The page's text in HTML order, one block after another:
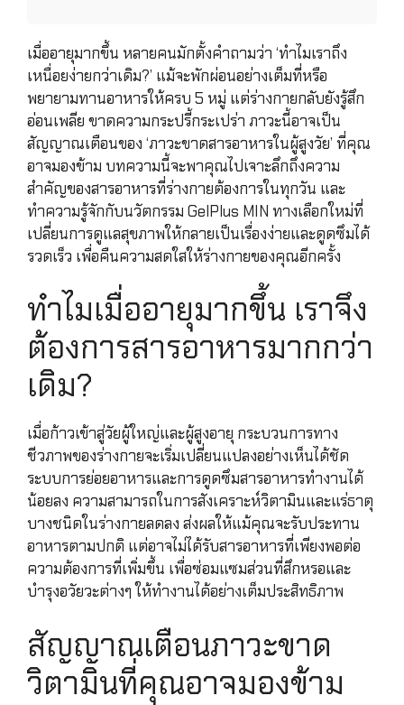
เมื่ออายุมากขึ้น หลายคนมักตั้งคำถามว่า ‘ทำไมเราถึง
เหนื่อยง่ายกว่าเดิม?’ แม้จะพักผ่อนอย่างเต็มที่หรือ
พยายามทานอาหารให้ครบ 5 หมู่ แต่ร่างกายกลับยังรู้สึก
อ่อนเพลีย ขาดความกระปรี้กระเปร่า ภาวะนี้อาจเป็น
สัญญาณเตือนของ ‘ภาวะขาดสารอาหารในผู้สูงวัย’ ที่คุณ
อาจมองข้าม บทความนี้จะพาคุณไปเจาะลึกถึงความ
สำคัญของสารอาหารที่ร่างกายต้องการในทุกวัน และ
ทำความรู้จักกับนวัตกรรม GelPlus MIN ทางเลือกใหม่ที่
เปลี่ยนการดูแลสุขภาพให้กลายเป็นเรื่องง่ายและดูดซึมได้
รวดเร็ว เพื่อคืนความสดใสให้ร่างกายของคุณอีกครั้ง
ทำไมเมื่ออายุมากขึ้น เราจึง
ต้องการสารอาหารมากกว่า
เดิม?
เมื่อก้าวเข้าสู่วัยผู้ใหญ่และผู้สูงอายุ กระบวนการทาง
ชีวภาพของร่างกายจะเริ่มเปลี่ยนแปลงอย่างเห็นได้ชัด
ระบบการย่อยอาหารและการดูดซึมสารอาหารทำงานได้
น้อยลง ความสามารถในการสังเคราะห์วิตามินและแร่ธาตุ
บางชนิดในร่างกายลดลง ส่งผลให้แม้คุณจะรับประทาน
อาหารตามปกติ แต่อาจไม่ได้รับสารอาหารที่เพียงพอต่อ
ความต้องการที่เพิ่มขึ้น เพื่อซ่อมแซมส่วนที่สึกหรอและ
บำรุงอวัยวะต่างๆ ให้ทำงานได้อย่างเต็มประสิทธิภาพ
สัญญาณเตือนภาวะขาด
วิตามินที่คุณอาจมองข้าม